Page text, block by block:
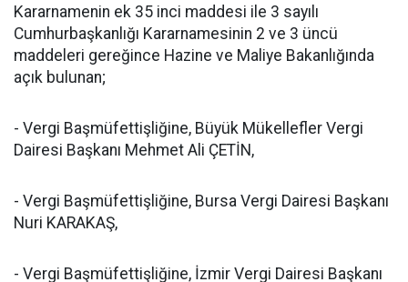
Kararnamenin ek 35 inci maddesi ile 3 sayılı
Cumhurbaşkanlığı Kararnamesinin 2 ve 3 üncü
maddeleri gereğince Hazine ve Maliye Bakanlığında
açık bulunan;
- Vergi Başmüfettişliğine, Büyük Mükellefler Vergi
Dairesi Başkanı Mehmet Ali ÇETİN,
- Vergi Başmüfettişliğine, Bursa Vergi Dairesi Başkanı
Nuri KARAKAŞ,
- Vergi Başmüfettişliğine, İzmir Vergi Dairesi Başkanı